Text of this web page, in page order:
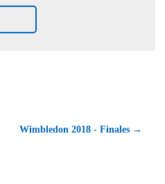
Wimbledon 2018 - Finales →